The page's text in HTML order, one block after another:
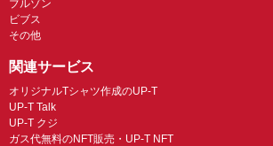
ブルゾン
ビブス
その他
関連サービス
オリジナルTシャツ作成のUP-T
UP-T Talk
UP-T クジ
ガス代無料のNFT販売・UP-T NFT